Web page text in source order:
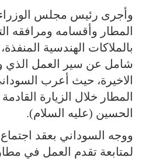
وأجرى رئيس مجلس
المطار وأقسامه ومرافقه
بالملاكات الهندسية
شامل عن سير العمل الذي
الاخيرة، حيث أعرب
المطار خلال الزيارة القادمة
الحسين (عليه السلام).
ووجه السوداني بعقد
لمتابعة تقدم العمل في